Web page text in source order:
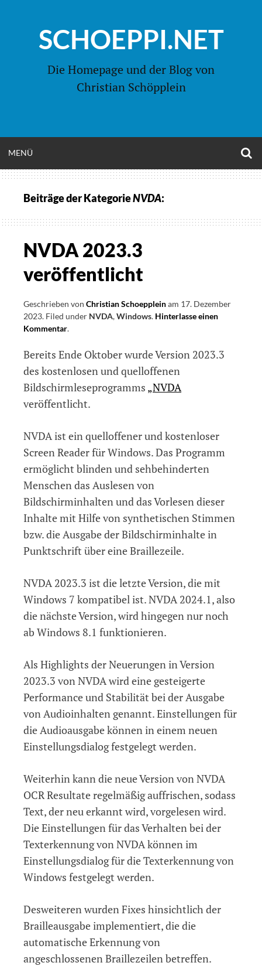
springenSCHOEPPI.NET
Die Homepage und der Blog von
Christian Schöpplein
MENÜ
Beiträge der KategorieNVDA:
NVDA 2023.3
veröffentlicht
Geschrieben von Christian Schoeppleinam 17. Dezember
2023. Filed under NVDA,Windows. Hinterlasse einen
Kommentaron
2023.3
veröffentlicht
.
Bereits Ende Oktober wurde Version 2023.3
des kostenlosen und quelloffenen
Bildschirmleseprogramms „NVDA
veröffentlicht.
NVDA ist ein quelloffener und kostenloser
Screen Reader für Windows. Das Programm
ermöglicht blinden und sehbehinderten
Menschen das Auslesen von
Bildschirminhalten und das Vorlesen dieser
Inhalte mit Hilfe von synthetischen Stimmen
bzw. die Ausgabe der Bildschirminhalte in
Punktschrift über eine Braillezeile.
NVDA 2023.3 ist die letzte Version, die mit
Windows 7 kompatibel ist. NVDA 2024.1, also
die nächste Version, wird hingegen nur noch
ab Windows 8.1 funktionieren.
Als Highlights der Neuerungen in Version
2023.3 von NVDA wird eine gesteigerte
Performance und Stabilität bei der Ausgabe
von Audioinhalten genannt. Einstellungen für
die Audioausgabe können in einem neuen
Einstellungsdialog festgelegt werden.
Weiterhin kann die neue Version von NVDA
OCR Resultate regelmäßig auffrischen, sodass
Text, der neu erkannt wird, vorgelesen wird.
Die Einstellungen für das Verhalten bei der
Texterkennung von NVDA können im
Einstellungsdialog für die Texterkennung von
Windows festgelegt werden.
Desweiteren wurden Fixes hinsichtlich der
Brailleausgabe implementiert, die die
automatische Erkennung von
angeschlossenen Braillezeilen betreffen.